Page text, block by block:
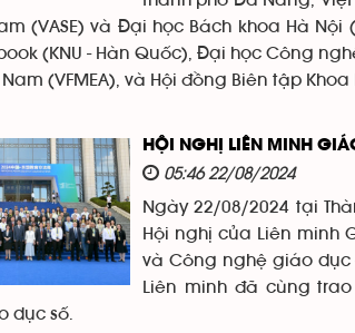
(VASE) và Đại học Bách khoa Hà
(KNU - Hàn Quốc), Đại học Công
(VFMEA), và Hội đồng Biên tập Khoa
HỘI NGHỊ LIÊN MINH
05:46 22/08/2024
Ngày 22/08/2024 tại
Hội nghị của Liên minh
và Công nghệ giáo dục
Liên minh đã cùng
dục số.